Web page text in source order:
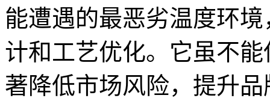
能遭遇的最恶劣温度环
计和工艺优化。它虽不
著降低市场风险，提升